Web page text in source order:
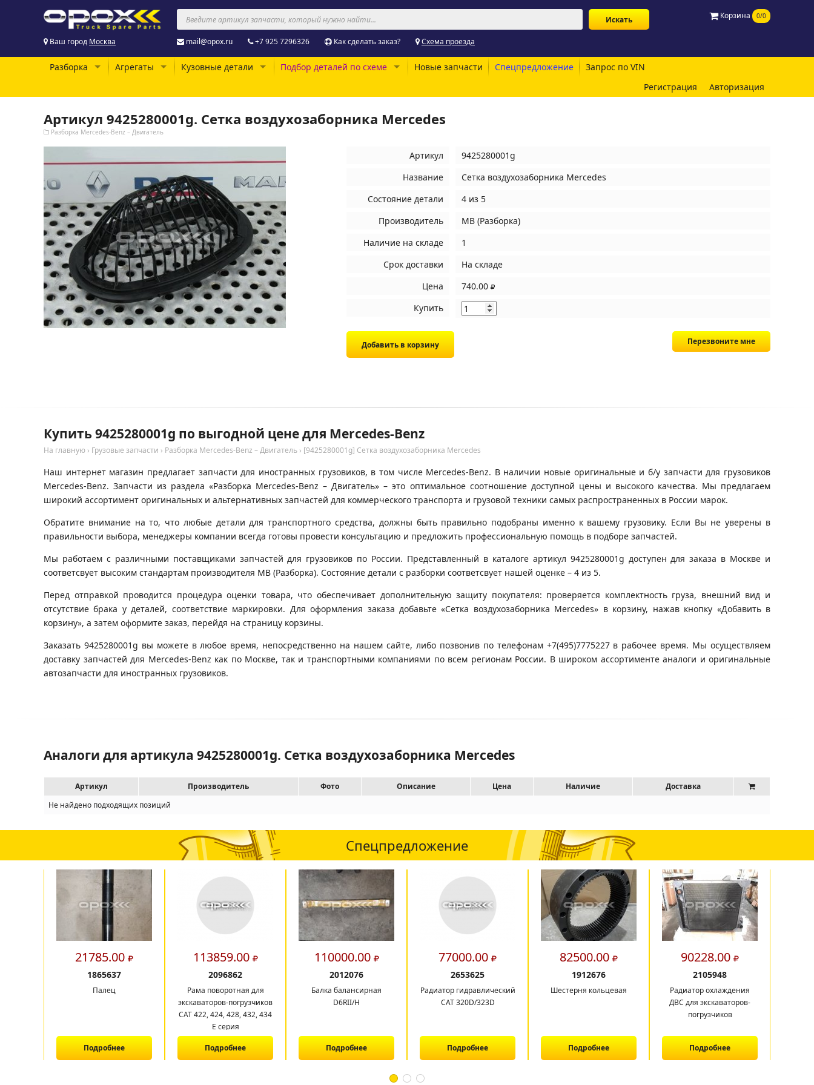
Корзина 0/0
Ваш город Москва mail@opox.ru +7 925 7296326 Как сделать заказ? Схема проезда
Разборка Агрегаты Кузовные детали Подбор деталей по схеме Новые запчасти Спецпредложение
Запрос по VIN
Регистрация
Авторизация
Артикул 9425280001g. Сетка воздухозаборника Mercedes
Разборка Mercedes-Benz – Двигатель
Артикул
9425280001g
Название
Сетка воздухозаборника Mercedes
Состояние детали
4 из 5
Производитель
MB (Разборка)
Наличие на складе
1
Срок доставки
На складе
Цена
740.00
Купить
Перезвоните мне
Купить 9425280001g по выгодной цене для Mercedes-Benz
На главную › Грузовые запчасти › Разборка Mercedes-Benz – Двигатель › [9425280001g] Сетка воздухозаборника Mercedes
Наш интернет магазин предлагает запчасти для иностранных грузовиков, в том числе Mercedes-Benz. В наличии новые оригинальные и б/у запчасти для грузовиков
Mercedes-Benz. Запчасти из раздела «Разборка Mercedes-Benz – Двигатель» – это оптимальное соотношение доступной цены и высокого качества. Мы предлагаем
широкий ассортимент оригинальных и альтернативных запчастей для коммерческого транспорта и грузовой техники самых распространенных в России марок.
Обратите внимание на то, что любые детали для транспортного средства, должны быть правильно подобраны именно к вашему грузовику. Если Вы не уверены в
правильности выбора, менеджеры компании всегда готовы провести консультацию и предложить профессиональную помощь в подборе запчастей.
Мы работаем с различными поставщиками запчастей для грузовиков по России. Представленный в каталоге артикул 9425280001g доступен для заказа в Москве и
соответсвует высоким стандартам производителя MB (Разборка). Состояние детали с разборки соответсвует нашей оценке – 4 из 5.
Перед отправкой проводится процедура оценки товара, что обеспечивает дополнительную защиту покупателя: проверяется комплектность груза, внешний вид и
отсутствие брака у деталей, соответствие маркировки. Для оформления заказа добавьте «Сетка воздухозаборника Mercedes» в корзину, нажав кнопку «Добавить в
корзину», а затем оформите заказ, перейдя на страницу корзины.
Заказать 9425280001g вы можете в любое время, непосредственно на нашем сайте, либо позвонив по телефонам +7(495)7775227 в рабочее время. Мы осуществляем
доставку запчастей для Mercedes-Benz как по Москве, так и транспортными компаниями по всем регионам России. В широком ассортименте аналоги и оригинальные
автозапчасти для иностранных грузовиков.
Аналоги для артикула 9425280001g. Сетка воздухозаборника Mercedes
Артикул Производитель Фото Описание Цена Наличие
Доставка
Не найдено подходящих позиций
Спецпредложение
21785.00
1865637
Палец
Подробнее
113859.00
2096862
Рама поворотная для
экскаваторов-погрузчиков
CAT 422, 424, 428, 432, 434
E серия
Подробнее
110000.00
2012076
Балка балансирная
D6RII/H
Подробнее
77000.00
2653625
Радиатор гидравлический
CAT 320D/323D
Подробнее
82500.00
1912676
Шестерня кольцевая
Подробнее
90228.00
2105948
Радиатор охлаждения
ДВС для экскаваторов-
погрузчиков
Подробнее